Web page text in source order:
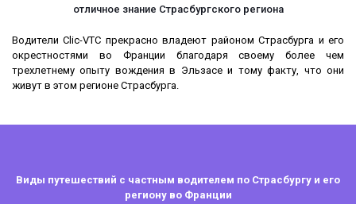
отличное знание Страсбургского региона
Водители Clic-VTC прекрасно владеют районом Страсбурга и его
окрестностями во Франции благодаря своему более чем
трехлетнему опыту вождения в Эльзасе и тому факту, что они
живут в этом регионе Страсбурга.
Виды путешествий с частным водителем по Страсбургу и его
региону во Франции